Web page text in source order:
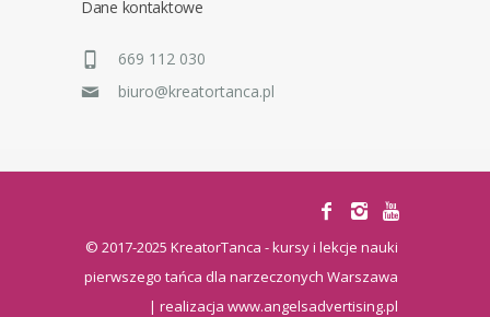
Dane kontaktowe
669 112 030
biuro@kreatortanca.pl
© 2017-2025 KreatorTanca - kursy i lekcje nauki
pierwszego tańca dla narzeczonych Warszawa
| realizacja www.angelsadvertising.pl